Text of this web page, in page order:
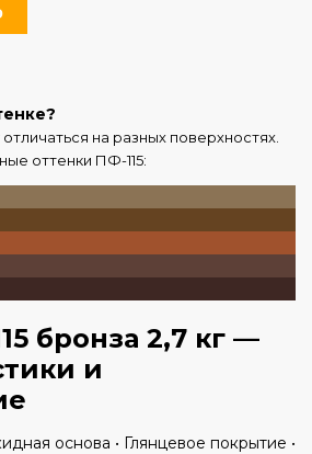
на разных поверхностях.
оттенки ПФ-115:
бронза 2,7 кг —
и
основа • Глянцевое покрытие •